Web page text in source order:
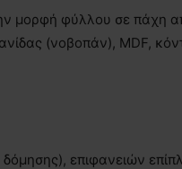
μορφή φύλλου σε πάχη
(νοβοπάν), MDF,
δόμησης), επιφανειών